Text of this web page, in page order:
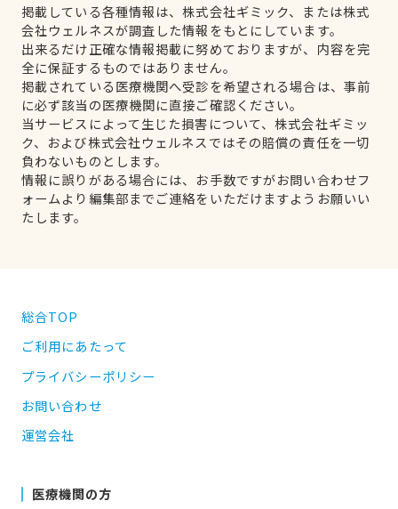
掲載している各種情報は、株式会社ギミック、または株式
会社ウェルネスが調査した情報をもとにしています。
出来るだけ正確な情報掲載に努めておりますが、内容を完
全に保証するものではありません。
掲載されている医療機関へ受診を希望される場合は、事前
に必ず該当の医療機関に直接ご確認ください。
当サービスによって生じた損害について、株式会社ギミッ
ク、および株式会社ウェルネスではその賠償の責任を一切
負わないものとします。
情報に誤りがある場合には、お手数ですがお問い合わせフ
ォームより編集部までご連絡をいただけますようお願いい
たします。
総合TOP
ご利用にあたって
プライバシーポリシー
お問い合わせ
運営会社
医療機関の方